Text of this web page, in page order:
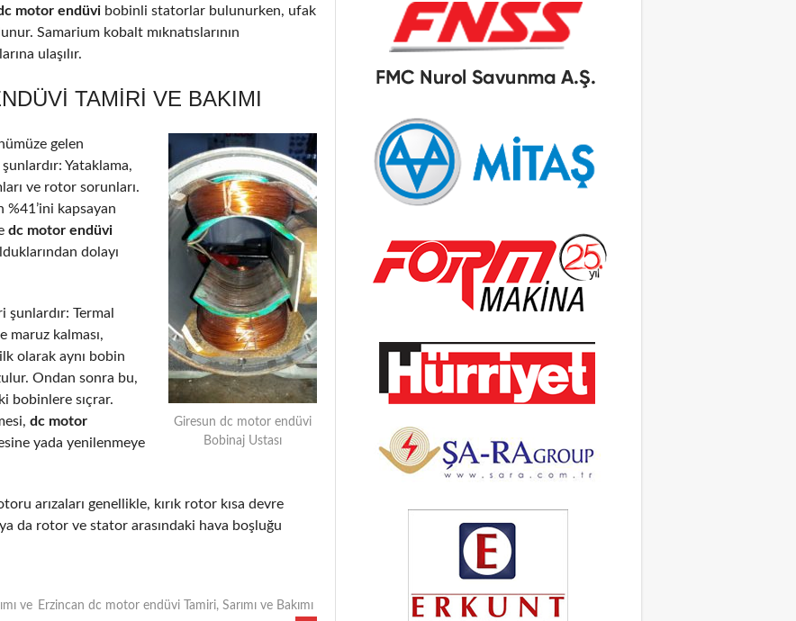
motor endüvi bobinli statorlar bulunurken, ufak
Samarium kobalt mıknatıslarının
ulaşılır.
TAMIRI VE BAKIMI
Giresun dc motor endüvi
Bobinaj Ustası
gelen
Yataklama,
ve rotor sorunları.
%41’ini kapsayan
dc motor endüvi
dolayı
şunlardır: Termal
maruz kalması,
olarak aynı bobin
Ondan sonra bu,
bobinlere sıçrar.
dc motor
yada yenilenmeye
arızaları genellikle, kırık rotor kısa devre
da rotor ve stator arasındaki hava boşluğu
ve Erzincan dc motor endüvi Tamiri, Sarımı ve Bakımı